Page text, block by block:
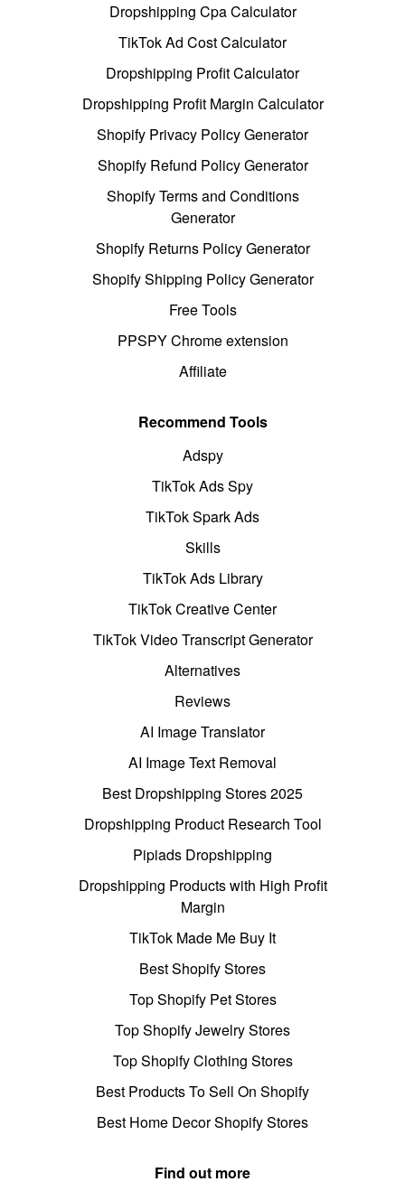
Dropshipping Cpa Calculator
TikTok Ad Cost Calculator
Dropshipping Profit Calculator
Dropshipping Profit Margin Calculator
Shopify Privacy Policy Generator
Shopify Refund Policy Generator
Shopify Terms and Conditions
Generator
Shopify Returns Policy Generator
Shopify Shipping Policy Generator
Free Tools
PPSPY Chrome extension
Affiliate
Recommend Tools
Adspy
TikTok Ads Spy
TikTok Spark Ads
Skills
TikTok Ads Library
TikTok Creative Center
TikTok Video Transcript Generator
Alternatives
Reviews
AI Image Translator
AI Image Text Removal
Best Dropshipping Stores 2025
Dropshipping Product Research Tool
Pipiads Dropshipping
Dropshipping Products with High Profit
Margin
TikTok Made Me Buy It
Best Shopify Stores
Top Shopify Pet Stores
Top Shopify Jewelry Stores
Top Shopify Clothing Stores
Best Products To Sell On Shopify
Best Home Decor Shopify Stores
Find out more